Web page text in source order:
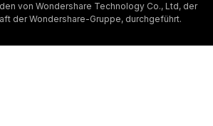
von Wondershare Technology Co., Ltd, der
der Wondershare-Gruppe, durchgeführt.